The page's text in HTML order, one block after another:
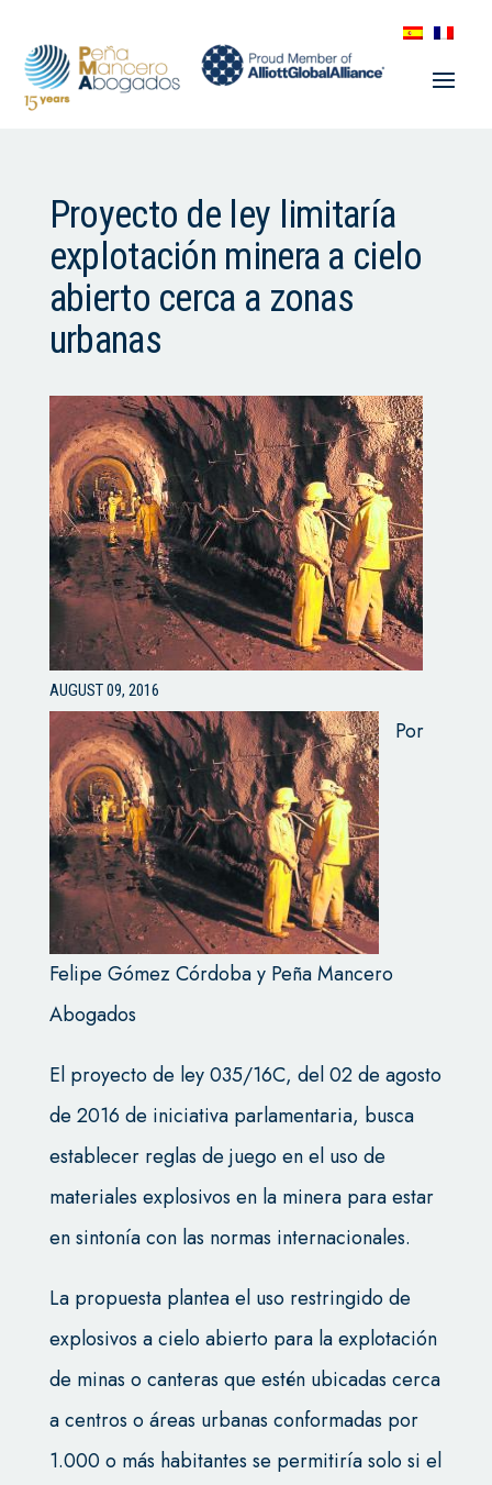
Proyecto de ley limitaría
explotación minera a cielo
abierto cerca a zonas
urbanas
AUGUST 09, 2016
Por
Felipe Gómez Córdoba y Peña Mancero
Abogados
El proyecto de ley 035/16C, del 02 de agosto
de 2016 de iniciativa parlamentaria, busca
establecer reglas de juego en el uso de
materiales explosivos en la minera para estar
en sintonía con las normas internacionales.
La propuesta plantea el uso restringido de
explosivos a cielo abierto para la explotación
de minas o canteras que estén ubicadas cerca
a centros o áreas urbanas conformadas por
1.000 o más habitantes se permitiría solo si el